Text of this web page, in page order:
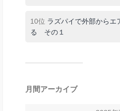
10位 ラズパイで外部からエ
る その１
月間アーカイブ